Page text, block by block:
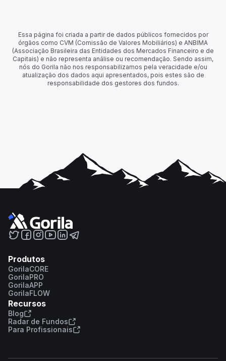
Essa página foi criada a partir de dados públicos fornecidos por
órgãos como CVM (Comissão de Valores Mobiliários) e ANBIMA
(Associação Brasileira das Entidades dos Mercados Financeiro e de
Capitais) e não representa análise ou recomendação. Sendo assim,
nós do Gorila não nos responsabilizamos pela veracidade e/ou
atualização dos dados aqui apresentados, pois estes são de
responsabilidade dos gestores dos fundos.
Produtos
GorilaCORE
GorilaPRO
GorilaAPP
GorilaFLOW
Recursos
Blog
Radar de Fundos
Para Profissionais